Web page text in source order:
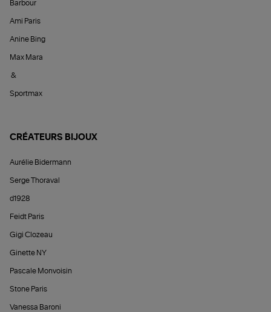
Barbour
Ami Paris
Anine Bing
Max Mara
&
Sportmax
CRÉATEURS BIJOUX
Aurélie Bidermann
Serge Thoraval
d1928
Feidt Paris
Gigi Clozeau
Ginette NY
Pascale Monvoisin
Stone Paris
Vanessa Baroni